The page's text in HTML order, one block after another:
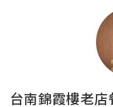
台南錦霞樓老